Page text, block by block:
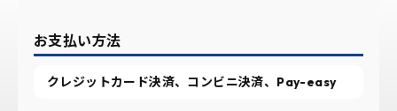
お支払い方法
クレジットカード決済、コンビニ決済、Pay-easy